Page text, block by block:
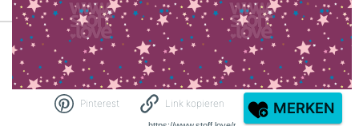
Pinterest Link kopieren MERKEN